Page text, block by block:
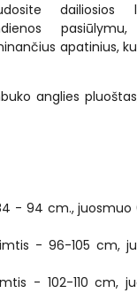
dailiosios
apatinius,
anglies
- 94 cm., juosmuo
- 96-105 cm,
- 102-110 cm,